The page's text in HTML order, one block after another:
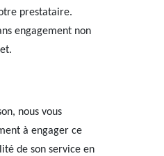
prestataire.
engagement non
nous vous
à engager ce
de son service en